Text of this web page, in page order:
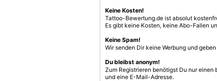
Keine Kosten!
Tattoo-Bewertung.de ist absolut
Es gibt keine Kosten, keine Abo-Fallen
Keine Spam!
Wir senden Dir keine Werbung und
Du bleibst anonym!
Zum Registrieren benötigst Du nur einen
und eine E-Mail-Adresse.